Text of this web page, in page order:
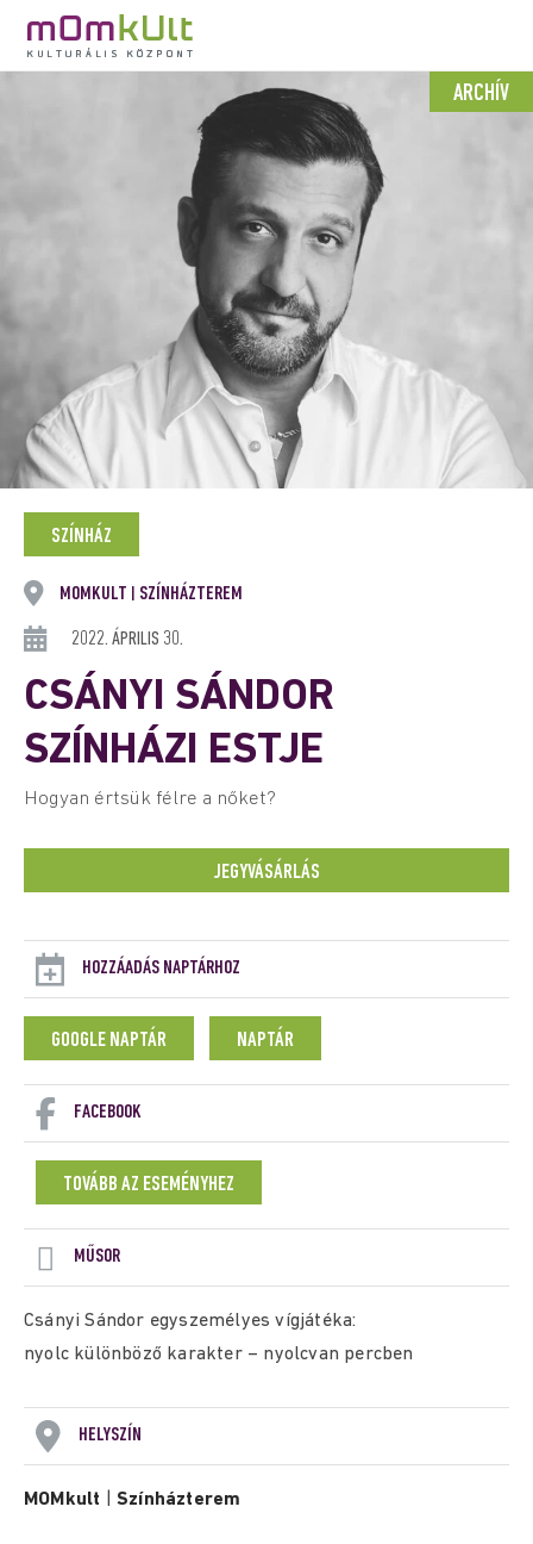
ARCHÍV
SZÍNHÁZ
MOMKULT SZÍNHÁZTEREM
2022. ÁPRILIS 30.
CSÁNYI SÁNDOR
SZÍNHÁZI ESTJE
Hogyan értsük félre a nőket?
JEGYVÁSÁRLÁS
HOZZÁADÁS NAPTÁRHOZ
GOOGLE NAPTÁR NAPTÁR
FACEBOOK
TOVÁBB AZ ESEMÉNYHEZ
MŰSOR
Csányi Sándor egyszemélyes vígjátéka:
nyolc különböző karakter – nyolcvan percben
HELYSZÍN
MOMkult |Színházterem